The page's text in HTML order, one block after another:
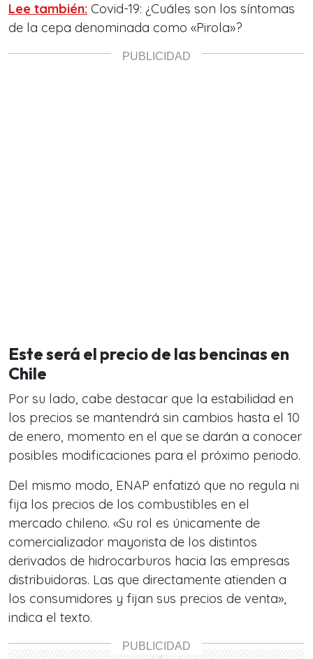
Lee también: Covid-19: ¿Cuáles son los síntomas
de la cepa denominada como «Pirola»?
Este será el precio de las bencinas en
Chile
Por su lado, cabe destacar que la estabilidad en
los precios se mantendrá sin cambios hasta el 10
de enero, momento en el que se darán a conocer
posibles modificaciones para el próximo periodo.
Del mismo modo, ENAP enfatizó que no regula ni
fija los precios de los combustibles en el
mercado chileno. «Su rol es únicamente de
comercializador mayorista de los distintos
derivados de hidrocarburos hacia las empresas
distribuidoras. Las que directamente atienden a
los consumidores y fijan sus precios de venta»,
indica el texto.